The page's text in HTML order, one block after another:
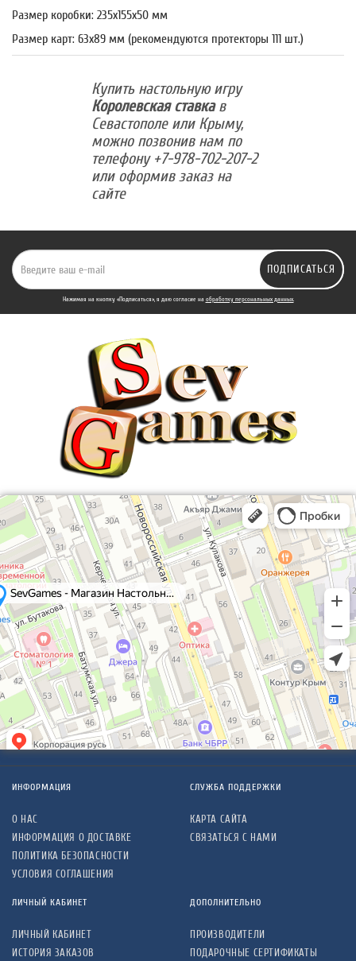
Размер коробки: 235x155x50 мм
Размер карт: 63x89 мм (рекомендуются протекторы 111 шт.)
Купить настольную игру
Королевская ставкав
Севастополе или Крыму,
можно позвонив нам по
телефону +7-978-702-207-2
или оформив заказ на
сайте
ПОДПИСАТЬСЯ
Нажимая на кнопку «Подписаться», я даю cогласие на обработку персональных данных.
ИНФОРМАЦИЯ
О НАС
ИНФОРМАЦИЯ О ДОСТАВКЕ
ПОЛИТИКА БЕЗОПАСНОСТИ
УСЛОВИЯ СОГЛАШЕНИЯ
СЛУЖБА ПОДДЕРЖКИ
КАРТА САЙТА
СВЯЗАТЬСЯ С НАМИ
ЛИЧНЫЙ КАБИНЕТ
ЛИЧНЫЙ КАБИНЕТ
ИСТОРИЯ ЗАКАЗОВ
ДОПОЛНИТЕЛЬНО
ПРОИЗВОДИТЕЛИ
ПОДАРОЧНЫЕ СЕРТИФИКАТЫ